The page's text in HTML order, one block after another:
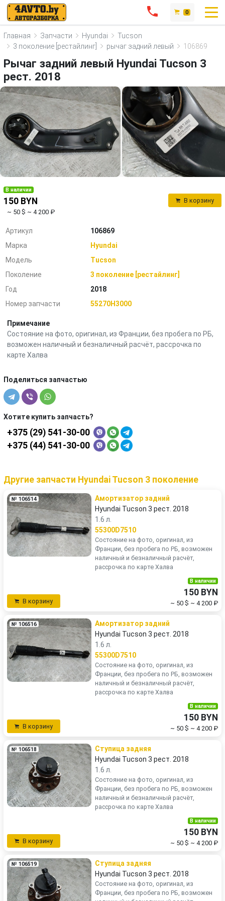
0
Главная Запчасти Hyundai
Tucson
3 поколение [рестайлинг]
рычаг задний левый 106869
Рычаг задний левый Hyundai Tucson 3
рест. 2018
В наличии
150 BYN
~ 50 $ ~ 4 200 ₽
В корзину
Артикул
106869
Марка
Hyundai
Модель
Tucson
Поколение
3 поколение [рестайлинг]
Год
2018
Номер запчасти
55270H3000
Примечание
Состояние на фото, оригинал, из Франции, без пробега по РБ,
возможен наличный и безналичный расчёт, рассрочка по
карте Халва
Поделиться запчастью
Хотите купить запчасть?
+375 (29) 541-30-00
+375 (44) 541-30-00
Другие запчасти Hyundai Tucson 3 поколение
№ 106514
Амортизатор задний
Hyundai Tucson 3 рест. 2018
1.6 л.
55300D7510
Состояние на фото, оригинал, из
Франции, без пробега по РБ, возможен
наличный и безналичный расчёт,
рассрочка по карте Халва
В корзину
В наличии
150 BYN
~ 50 $ ~ 4 200 ₽
№ 106516
Амортизатор задний
Hyundai Tucson 3 рест. 2018
1.6 л.
55300D7510
Состояние на фото, оригинал, из
Франции, без пробега по РБ, возможен
наличный и безналичный расчёт,
рассрочка по карте Халва
В корзину
В наличии
150 BYN
~ 50 $ ~ 4 200 ₽
№ 106518
Ступица задняя
Hyundai Tucson 3 рест. 2018
1.6 л.
Состояние на фото, оригинал, из
Франции, без пробега по РБ, возможен
наличный и безналичный расчёт,
рассрочка по карте Халва
В корзину
В наличии
150 BYN
~ 50 $ ~ 4 200 ₽
№ 106519
Ступица задняя
Hyundai Tucson 3 рест. 2018
Состояние на фото, оригинал, из
Франции, без пробега по РБ, возможен